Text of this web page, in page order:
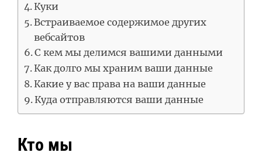
Куки
Встраиваемое содержимое других
вебсайтов
С кем мы делимся вашими данными
Как долго мы храним ваши данные
Какие у вас права на ваши данные
Куда отправляются ваши данные
Кто мы